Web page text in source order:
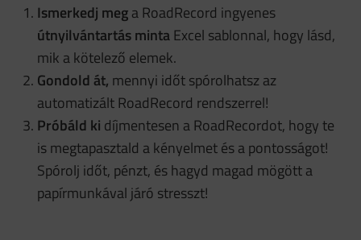
Ismerkedj mega RoadRecord ingyenes
útnyilvántartás mintaExcel sablonnal, hogy lásd,
mik a kötelező elemek.
Gondold át, mennyi időt spórolhatsz az
automatizált RoadRecord rendszerrel!
Próbáld ki díjmentesen a RoadRecordot, hogy te
is megtapasztald a kényelmet és a pontosságot!
Spórolj időt, pénzt, és hagyd magad mögött a
papírmunkával járó stresszt!